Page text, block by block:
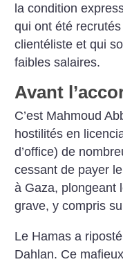
la condition
qui ont été
clientéliste et qui
faibles salaires.
Avant
C’est Mahmoud
hostilités en
d’office) de
cessant de payer
à Gaza, plongeant
grave, y compris
Le Hamas a
Dahlan. Ce